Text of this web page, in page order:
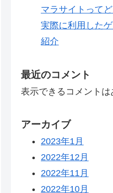
マラサイトって
実際に利用した
紹介
最近のコメント
表示できるコメントは
アーカイブ
2023年1月
2022年12月
2022年11月
2022年10月